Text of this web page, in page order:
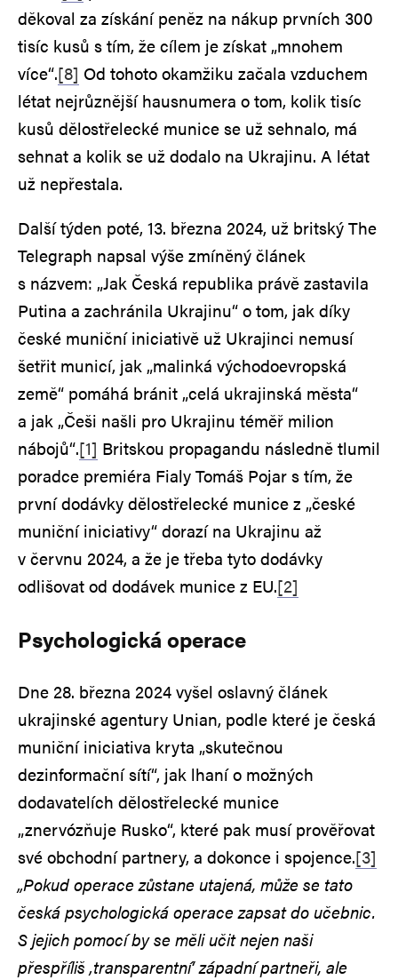
děkoval za získání peněz na nákup prvních 300
tisíc kusů s tím, že cílem je získat „mnohem
více“.[8] Od tohoto okamžiku začala vzduchem
létat nejrůznější hausnumera o tom, kolik tisíc
kusů dělostřelecké munice se už sehnalo, má
sehnat a kolik se už dodalo na Ukrajinu. A létat
už nepřestala.
Další týden poté, 13. března 2024, už britský The
Telegraph napsal výše zmíněný článek
s názvem: „Jak Česká republika právě zastavila
Putina a zachránila Ukrajinu“ o tom, jak díky
české muniční iniciativě už Ukrajinci nemusí
šetřit municí, jak „malinká východoevropská
země“ pomáhá bránit „celá ukrajinská města“
a jak „Češi našli pro Ukrajinu téměř milion
nábojů“.[1] Britskou propagandu následně tlumil
poradce premiéra Fialy Tomáš Pojar s tím, že
první dodávky dělostřelecké munice z „české
muniční iniciativy“ dorazí na Ukrajinu až
v červnu 2024, a že je třeba tyto dodávky
odlišovat od dodávek munice z EU.[2]
Psychologická operace
Dne 28. března 2024 vyšel oslavný článek
ukrajinské agentury Unian, podle které je česká
muniční iniciativa kryta „skutečnou
dezinformační sítí“, jak lhaní o možných
dodavatelích dělostřelecké munice
„znervózňuje Rusko“, které pak musí prověřovat
své obchodní partnery, a dokonce i spojence.[3]
„Pokud operace zůstane utajená, může se tato
česká psychologická operace zapsat do učebnic.
S jejich pomocí by se měli učit nejen naši
přespříliš ‚transparentní‘ západní partneři, ale